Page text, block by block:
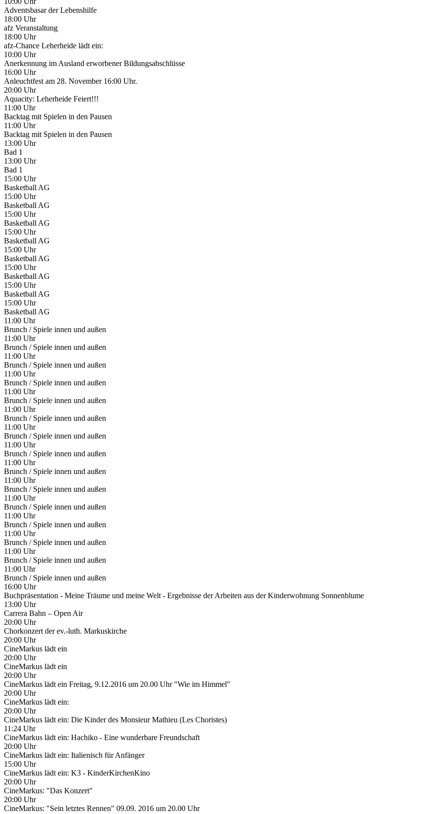
Adventsbasar der Lebenshilfe
18:00 Uhr
afz Veranstaltung
18:00 Uhr
afz-Chance Leherheide lädt ein:
10:00 Uhr
Anerkennung im Ausland erworbener Bildungsabschlüsse
16:00 Uhr
Anleuchtfest am 28. November 16:00 Uhr.
20:00 Uhr
Aquacity: Leherheide Feiert!!!
11:00 Uhr
Backtag mit Spielen in den Pausen
11:00 Uhr
Backtag mit Spielen in den Pausen
13:00 Uhr
Bad 1
13:00 Uhr
Bad 1
15:00 Uhr
Basketball AG
15:00 Uhr
Basketball AG
15:00 Uhr
Basketball AG
15:00 Uhr
Basketball AG
15:00 Uhr
Basketball AG
15:00 Uhr
Basketball AG
15:00 Uhr
Basketball AG
15:00 Uhr
Basketball AG
11:00 Uhr
Brunch / Spiele innen und außen
11:00 Uhr
Brunch / Spiele innen und außen
11:00 Uhr
Brunch / Spiele innen und außen
11:00 Uhr
Brunch / Spiele innen und außen
11:00 Uhr
Brunch / Spiele innen und außen
11:00 Uhr
Brunch / Spiele innen und außen
11:00 Uhr
Brunch / Spiele innen und außen
11:00 Uhr
Brunch / Spiele innen und außen
11:00 Uhr
Brunch / Spiele innen und außen
11:00 Uhr
Brunch / Spiele innen und außen
11:00 Uhr
Brunch / Spiele innen und außen
11:00 Uhr
Brunch / Spiele innen und außen
11:00 Uhr
Brunch / Spiele innen und außen
11:00 Uhr
Brunch / Spiele innen und außen
11:00 Uhr
Brunch / Spiele innen und außen
16:00 Uhr
Buchpräsentation - Meine Träume und meine Welt - Ergebnisse der Arbeiten aus der Kinderwohnung Sonnenblume
13:00 Uhr
Carrera Bahn – Open Air
20:00 Uhr
Chorkonzert der ev.-luth. Markuskirche
20:00 Uhr
CineMarkus lädt ein
20:00 Uhr
CineMarkus lädt ein
20:00 Uhr
CineMarkus lädt ein Freitag, 9.12.2016 um 20.00 Uhr "Wie im Himmel"
20:00 Uhr
CineMarkus lädt ein:
20:00 Uhr
CineMarkus lädt ein: Die Kinder des Monsieur Mathieu (Les Choristes)
11:24 Uhr
CineMarkus lädt ein: Hachiko - Eine wunderbare Freundschaft
20:00 Uhr
CineMarkus lädt ein: Italienisch für Anfänger
15:00 Uhr
CineMarkus lädt ein: K3 - KinderKirchenKino
20:00 Uhr
CineMarkus: "Das Konzert"
20:00 Uhr
CineMarkus: "Sein letztes Rennen" 09.09. 2016 um 20.00 Uhr